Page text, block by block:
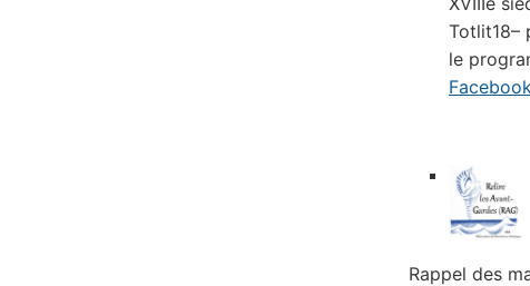
Totlit18–
le
Rappel des